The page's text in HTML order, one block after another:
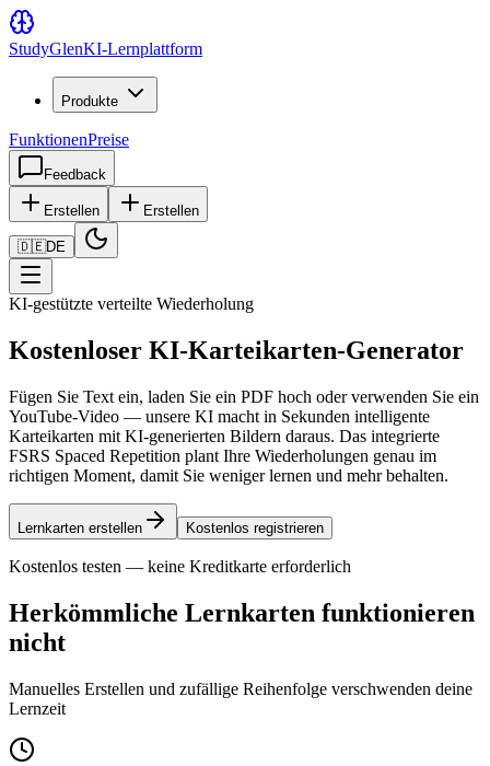
StudyGlenKI-Lernplattform
Produkte
FunktionenPreise
Feedback
Erstellen Erstellen
🇩🇪DE
KI-gestützte verteilte Wiederholung
Kostenloser KI-Karteikarten-Generator
Fügen Sie Text ein, laden Sie ein PDF hoch oder verwenden Sie ein
YouTube-Video — unsere KI macht in Sekunden intelligente
Karteikarten mit KI-generierten Bildern daraus. Das integrierte
FSRS Spaced Repetition plant Ihre Wiederholungen genau im
richtigen Moment, damit Sie weniger lernen und mehr behalten.
Lernkarten erstellen Kostenlos registrieren
Kostenlos testen — keine Kreditkarte erforderlich
Herkömmliche Lernkarten funktionieren
nicht
Manuelles Erstellen und zufällige Reihenfolge verschwenden deine
Lernzeit